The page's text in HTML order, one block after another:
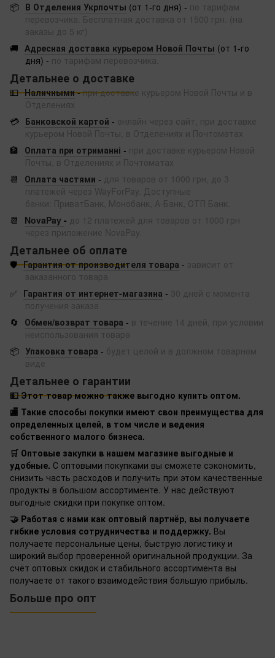
📦 В Отделения Укрпочты (от 1-го дня) - по тарифам
перевозчика. Бесплатная доставка от 1500 грн. (на
заказы до 5 кг)
🚚 Адресная доставка курьером Новой Почты (от 1-го
дня) - по тарифам перевозчика.
Детальнее о доставке
💵 Наличными-при доставке курьером Новой Почты и в
Отделениях
💳 Банковской картой - онлайн через сайт, при доставке
курьером Новой Почты, в Отделениях и Почтоматах
🏦
Оплата при отриманні - при доставке курьером Новой
Почты, в Отделениях и Почтоматах
📆
Оплата частями - для товаров от 1000 грн, до 3
платежей через WayForPay. Доступные
банки: ПриватБанк, Монобанк, А-Банк, ОТП Банк.
📆
NovaPay - до 12 платежей для товаров от 1000 грн
через приложение NovaPay.
Детальнее об оплате
🛡️ Гарантия от производителя товара - зависит от
заказанного товара
✅ Гарантия от интернет-магазина - 30 дней с момента
получения заказа
🔄
Обмен/возврат товара - в течение 14 дней, при условии
неиспользования товара
📦 Упаковка товара - будет целой и в должном товарном
виде
Детальнее о гарантии
💵 Этот товар можно также выгодно купить оптом.
🏬 Такие способы покупки имеют свои преимущества для
определенных целей, в том числе и ведения
собственного малого бизнеса.
🛒 Оптовые закупки в нашем магазине выгодные и
удобные. С оптовыми покупками вы сможете сэкономить,
снизить часть расходов и получить при этом качественные
продукты в большом ассортименте. У нас действуют
выгодные скидки при покупке оптом.
🤝 Работая с нами как оптовый партнёр, вы получаете
гибкие условия сотрудничества и поддержку. Вы
получаете персональные цены, быструю логистику и
широкий выбор проверенной оригинальной продукции. За
счёт оптовых скидок и стабильного ассортимента вы
получаете от такого взаимодействия большую прибыль.
Больше про опт